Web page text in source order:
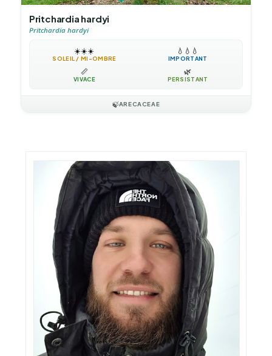
Pritchardia hardyi
Pritchardia hardyi
☀️☀️☀️
SOLEIL / MI-OMBRE
💧 💧 💧
IMPORTANT
📏
VIVACE
🌿
PERSISTANT
🍃ARECACEAE